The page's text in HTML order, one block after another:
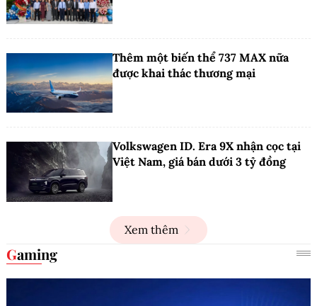
Thêm một biến thể 737 MAX nữa
được khai thác thương mại
Volkswagen ID. Era 9X nhận cọc tại
Việt Nam, giá bán dưới 3 tỷ đồng
Xem thêm
Gaming